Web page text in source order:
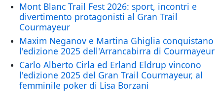
Mont Blanc Trail Fest 2026: sport, incontri e
divertimento protagonisti al Gran Trail
Courmayeur
Maxim Neganov e Martina Ghiglia conquistano
l'edizione 2025 dell'Arrancabirra di Courmayeur
Carlo Alberto Cirla ed Erland Eldrup vincono
l'edizione 2025 del Gran Trail Courmayeur, al
femminile poker di Lisa Borzani